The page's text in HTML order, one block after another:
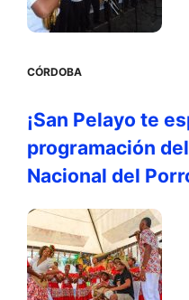
CÓRDOBA
¡San Pelayo te
programación
Nacional del